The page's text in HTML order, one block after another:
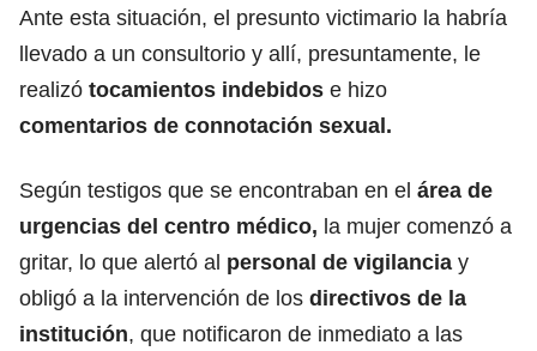
Ante esta situación, el presunto victimario la habría
llevado a un consultorio y allí, presuntamente, le
realizó tocamientos indebidos e hizo
comentarios de connotación sexual.
Según testigos que se encontraban en el área de
urgencias del centro médico, la mujer comenzó a
gritar, lo que alertó al personal de vigilancia y
obligó a la intervención de los directivos de la
institución, que notificaron de inmediato a las